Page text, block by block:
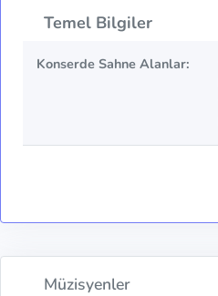
Temel Bilgiler
Konserde Sahne Alanlar:
Müzisyenler